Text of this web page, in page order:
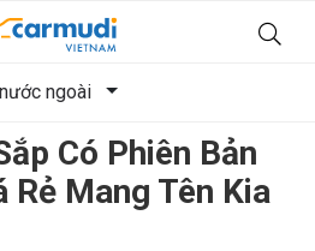
ngoài
Có Phiên Bản
Rẻ Mang Tên Kia